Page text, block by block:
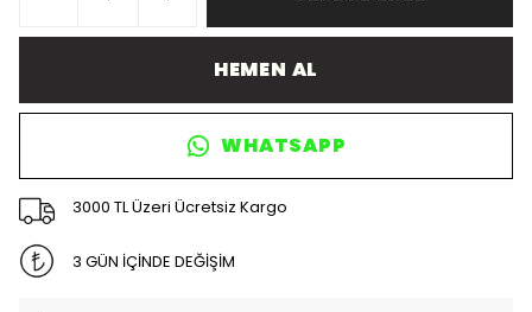
HEMEN AL
WHATSAPP
3000 TL Üzeri Ücretsiz Kargo
3 GÜN İÇİNDE DEĞİŞİM